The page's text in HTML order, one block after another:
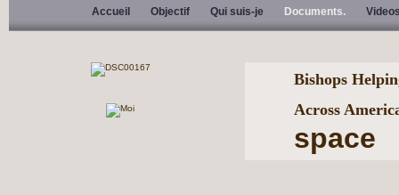
Accueil Objectif Qui suis-je Documents.
Bishops
Across
space